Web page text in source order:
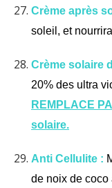
Crème après
soleil, et
Crème solaire
20% des ultra
REMPLACE
solaire.
Anti Cellulite :
de noix de coco